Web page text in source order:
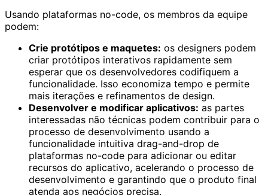
Usando plataformas no-code, os membros da equipe
podem:
Crie protótipos e maquetes: os designers podem
criar protótipos interativos rapidamente sem
esperar que os desenvolvedores codifiquem a
funcionalidade. Isso economiza tempo e permite
mais iterações e refinamentos de design.
Desenvolver e modificar aplicativos: as partes
interessadas não técnicas podem contribuir para o
processo de desenvolvimento usando a
funcionalidade intuitiva drag-and-drop de
plataformas no-code para adicionar ou editar
recursos do aplicativo, acelerando o processo de
desenvolvimento e garantindo que o produto final
atenda aos negócios precisa.